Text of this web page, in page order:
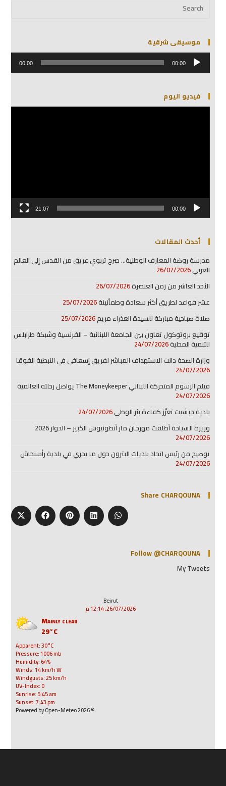
موسيقى شرقية
مشغل
الصوت 00:00
00:00
فيديو اليوم
مشغل
00:00
21:07
أحدث المقالات
مدرسة روضة المعارف الوطنية… صرح تربوي عريق من القدس إلى العالم
العربي26/07/2026
الأحد العاشر من زمن العنصرة26/07/2026
عشر قواعد لطريق أكثر سعادة وطمأنينة25/07/2026
صلاة صباحية مباركة للسيدة العذراء مريم25/07/2026
توقيع بروتوكول تعاون بين الجامعة اللبنانية – الفرنسية وشبكة طرابلس
للتنمية المحلية24/07/2026
وزارة الصحة دانت الاستهداف المباشر لفريق إسعافي في النبطية الفوقا
24/07/2026
فيلم الرسوم المتحركة اللبناني The Moneykeeper يواصل رحلته العالمية
24/07/2026
بلدية جبشيت تعزّز كفاءة بئر الوطى24/07/2026
وزيرة السياحة أطلقت مهرجان مار أنطونيوس الكبير – الدوار 2026
24/07/2026
توضيح من رئيس اتحاد بلديات البترون حول ما يجري في بلدية رأسنحاش
24/07/2026
Share CHARQOUNA
Follow @CHARQOUNA
My Tweets
Beirut
26/07/2026, 12:14 م
Mainly clear
29°C
Apparent: 30°C
Pressure: 1006 mb
Humidity: 64%
Winds: 14 km/h W
Windgusts: 25 km/h
UV-Index: 0
Sunrise: 5:45 am
Sunset: 7:43 pm
© 2026 Powered by Open-Meteo